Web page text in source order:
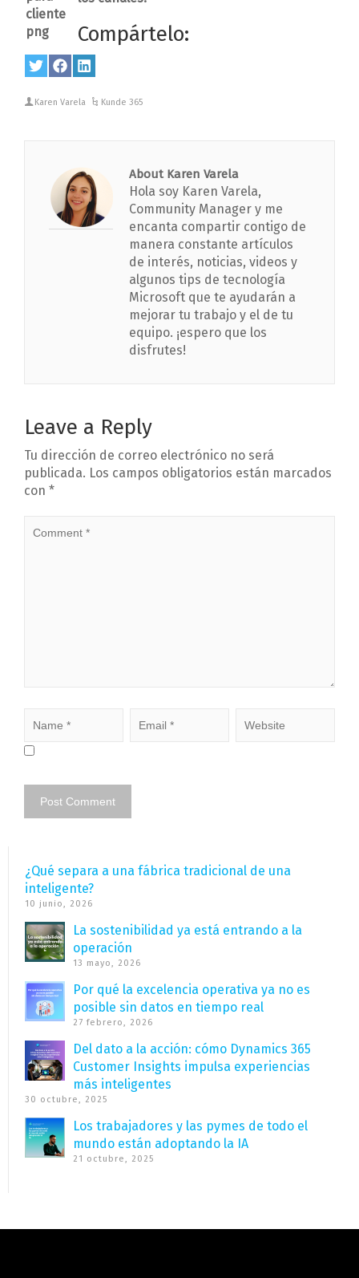
Compártelo:
Share
Twitter
Share
Facebook
Share
LinkedIn
Karen Varela Kunde 365
About Karen Varela
Hola soy Karen Varela,
Community Manager y me
encanta compartir contigo de
manera constante artículos
de interés, noticias, videos y
algunos tips de tecnología
Microsoft que te ayudarán a
mejorar tu trabajo y el de tu
equipo. ¡espero que los
disfrutes!
Leave a Reply
Tu dirección de correo electrónico no será
publicada. Los campos obligatorios están marcados
con *
¿Qué separa a una fábrica tradicional de una
inteligente?
10 junio, 2026
La sostenibilidad ya está entrando a la
operación
13 mayo, 2026
Por qué la excelencia operativa ya no es
posible sin datos en tiempo real
27 febrero, 2026
Del dato a la acción: cómo Dynamics 365
Customer Insights impulsa experiencias
más inteligentes
30 octubre, 2025
Los trabajadores y las pymes de todo el
mundo están adoptando la IA
21 octubre, 2025